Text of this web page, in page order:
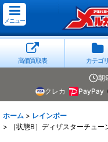
メニュー
高価買取表 カテゴリ
朝
クレカ
PayPay
ホーム > レインボー
>
［状態B］ディザスターチュ